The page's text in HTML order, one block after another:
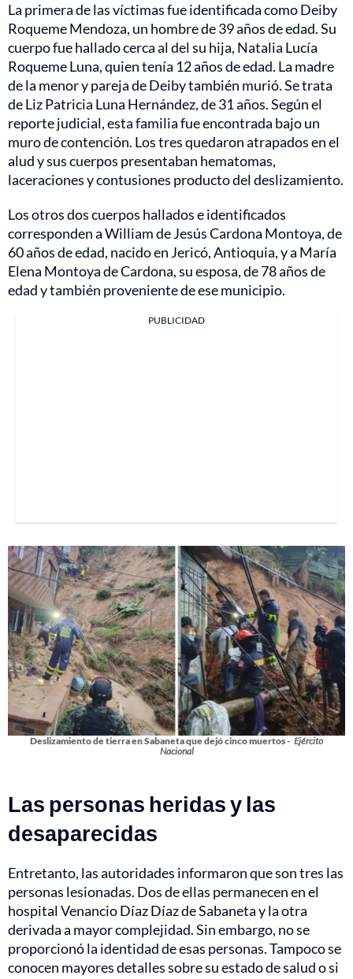
La primera de las víctimas fue identificada como Deiby
Roqueme Mendoza, un hombre de 39 años de edad. Su
cuerpo fue hallado cerca al del su hija, Natalia Lucía
Roqueme Luna, quien tenía 12 años de edad. La madre
de la menor y pareja de Deiby también murió. Se trata
de Liz Patricia Luna Hernández, de 31 años. Según el
reporte judicial, esta familia fue encontrada bajo un
muro de contención. Los tres quedaron atrapados en el
alud y sus cuerpos presentaban hematomas,
laceraciones y contusiones producto del deslizamiento.
Los otros dos cuerpos hallados e identificados
corresponden a William de Jesús Cardona Montoya, de
60 años de edad, nacido en Jericó, Antioquia, y a María
Elena Montoya de Cardona, su esposa, de 78 años de
edad y también proveniente de ese municipio.
PUBLICIDAD
Deslizamiento de tierra en Sabaneta que dejó cinco muertos - Ejército
Nacional
Las personas heridas y las
desaparecidas
Entretanto, las autoridades informaron que son tres las
personas lesionadas. Dos de ellas permanecen en el
hospital Venancio Díaz Díaz de Sabaneta y la otra
derivada a mayor complejidad. Sin embargo, no se
proporcionó la identidad de esas personas. Tampoco se
conocen mayores detalles sobre su estado de salud o si